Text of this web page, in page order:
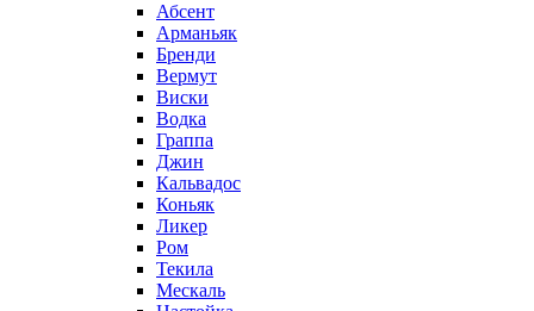
Абсент
Арманьяк
Бренди
Вермут
Виски
Водка
Граппа
Джин
Кальвадос
Коньяк
Ликер
Ром
Текила
Мескаль